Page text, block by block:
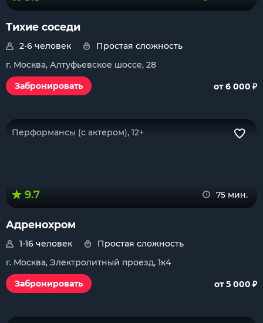
Тихие соседи
2-6 человек
Простая сложность
г. Москва, Алтуфьевское шоссе, 28
Забронировать
от 6 000 ₽
Перформансы (с актером), 12+
9.7 75 мин.
Адренохром
1-16 человек
Простая сложность
г. Москва, Электролитный проезд, 1к4
Забронировать
от 5 000 ₽